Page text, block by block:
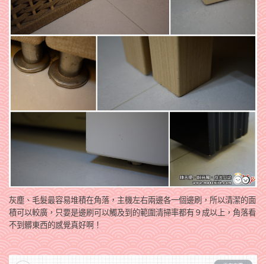
灰塵、毛髮最容易堆積在角落，主機左右兩邊各一個邊刷，所以清潔的面
積可以較廣，只要是邊刷可以觸及到的範圍清掃率都有９成以上，角落看
不到髒東西的感覺真好啊！